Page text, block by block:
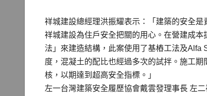
祥城建設總經理洪振耀表示：「建築的安全
祥城建設為住戶安全把關的用心。在營建成
法」來建造結構，此案使用了基樁工法及
度，混凝土的配比也經過多次的試拌。施工
核，以期達到超高安全指標。」
左一台灣建築安全履歷協會戴雲發理事長 左